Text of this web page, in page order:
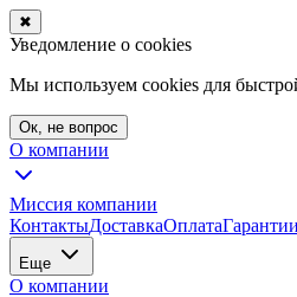
✖
Уведомление о cookies
Мы используем cookies для
Ок, не вопрос
О компании
Миссия компании
КонтактыДоставкаОплатаГарантии
Еще
О компании